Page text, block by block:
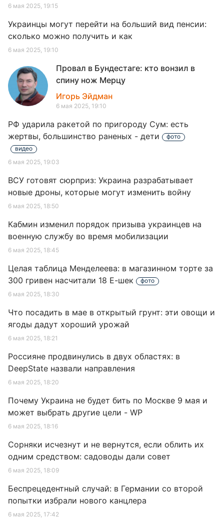
6 мая 2025, 19:15
Украинцы могут перейти на больший вид пенсии:
сколько можно получить и как
6 мая 2025, 19:10
Провал в Бундестаге: кто вонзил в
спину нож Мерцу
Игорь Эйдман
6 мая 2025, 19:10
РФ ударила ракетой по пригороду Сум: есть
жертвы, большинство раненых - дети
фото
видео
6 мая 2025, 19:03
ВСУ готовят сюрприз: Украина разрабатывает
новые дроны, которые могут изменить войну
6 мая 2025, 18:50
Кабмин изменил порядок призыва украинцев на
военную службу во время мобилизации
6 мая 2025, 18:45
Целая таблица Менделеева: в магазинном торте за
300 гривен насчитали 18 Е-шек
фото
6 мая 2025, 18:30
Что посадить в мае в открытый грунт: эти овощи и
ягоды дадут хороший урожай
6 мая 2025, 18:21
Россияне продвинулись в двух областях: в
DeepState назвали направления
6 мая 2025, 18:20
Почему Украина не будет бить по Москве 9 мая и
может выбрать другие цели - WP
6 мая 2025, 18:16
Сорняки исчезнут и не вернутся, если облить их
одним средством: садоводы дали совет
6 мая 2025, 18:09
Беспрецедентный случай: в Германии со второй
попытки избрали нового канцлера
6 мая 2025, 17:42